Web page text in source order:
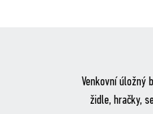
Venkovní úložný
židle, hračky,